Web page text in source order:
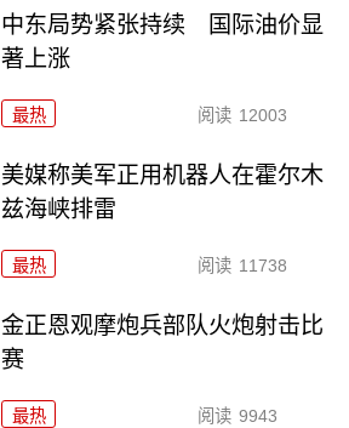
中东局势紧张持续 国际油价显
著上涨
最热 阅读 12003
美媒称美军正用机器人在霍尔木
兹海峡排雷
最热 阅读 11738
金正恩观摩炮兵部队火炮射击比
赛
最热 阅读 9943